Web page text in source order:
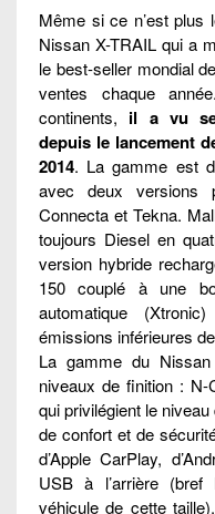
Même si ce n’est plus
Nissan X-TRAIL qui a
le best-seller mondial
ventes chaque
continents, il a vu
depuis le lancement
2014. La gamme est
avec deux versions
Connecta et Tekna.
toujours Diesel en
version hybride
150 couplé à une
automatique
émissions inférieures
La gamme du
niveaux de finition : N-
qui privilégient le
de confort et de
d’Apple CarPlay,
USB à l’arrière (bref
véhicule de cette